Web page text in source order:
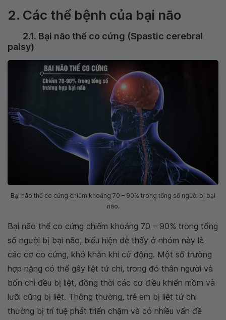
2. Các thể bệnh của bại não
2.1. Bại não thể co cứng (Spastic cerebral
palsy)
Bại não thể co cứng chiếm khoảng 70 – 90% trong tổng số người bị bại
não.
Bại não thể co cứng chiếm khoảng 70 – 90% trong tổng
số người bị bại não, biểu hiện dễ thấy ở nhóm này là
các cơ co cứng, khó khăn khi cử động. Một số trường
hợp nặng có thể gây liệt tứ chi, trong đó thân người và
bốn chi đều bị liệt, đồng thời các cơ điều khiển mồm và
lưỡi cũng bị liệt. Thông thường, trẻ em bị liệt tứ chi
thường bị trí tuệ phát triển chậm và có nhiều vấn đề